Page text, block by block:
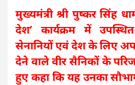
मुख्यमंत्री श्री पुष्कर सिंह
देश’ कार्यक्रम में उपस्थित
सेनानियों एवं देश के लिए
देने वाले वीर सैनिकों के
हुए कहा कि यह उनका